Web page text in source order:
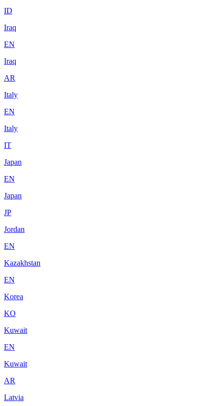
ID
Iraq
EN
Iraq
AR
Italy
EN
Italy
IT
Japan
EN
Japan
JP
Jordan
EN
Kazakhstan
EN
Korea
KO
Kuwait
EN
Kuwait
AR
Latvia